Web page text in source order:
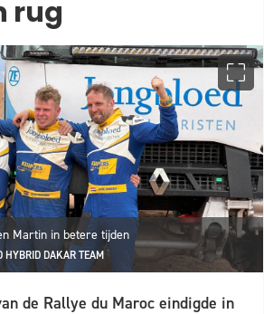
rug
Martin in betere tijden
HYBRID DAKAR TEAM
de Rallye du Maroc eindigde in